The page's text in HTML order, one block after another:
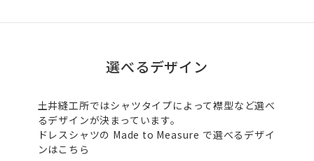
選べるデザイン
土井縫工所ではシャツタイプによって襟型など選べ
るデザインが決まっています。
ドレスシャツの Made to Measure で選べるデザイ
ンはこちら